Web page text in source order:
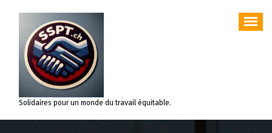
contenu
Solidaires pour un monde du travail équitable.